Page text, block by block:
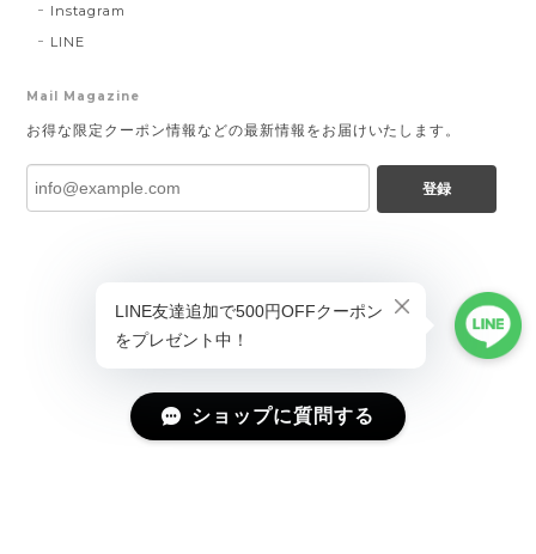
Instagram
LINE
Mail Magazine
お得な限定クーポン情報などの最新情報をお届けいたします。
登録
ショップに質問する